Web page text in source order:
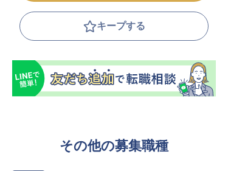
キープする
その他の募集職種